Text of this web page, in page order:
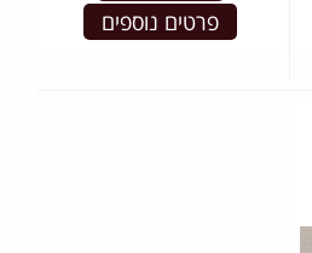
פרטים נוספים